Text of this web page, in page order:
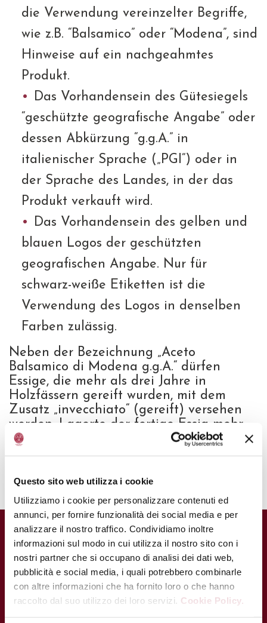
Questo sito web utilizza i cookie
Utilizziamo i cookie per personalizzare contenuti ed
annunci, per fornire funzionalità dei social media e per
analizzare il nostro traffico. Condividiamo inoltre
informazioni sul modo in cui utilizza il nostro sito con i
nostri partner che si occupano di analisi dei dati web,
pubblicità e social media, i quali potrebbero combinarle
con altre informazioni che ha fornito loro o che hanno
raccolto dal suo utilizzo dei loro servizi. Cookie Policy.
die Verwendung vereinzelter Begriffe,
wie z.B. “Balsamico” oder “Modena”, sind
Hinweise auf ein nachgeahmtes
Produkt.
Das Vorhandensein des Gütesiegels
“geschützte geografische Angabe” oder
dessen Abkürzung “g.g.A.” in
italienischer Sprache („PGI“) oder in
der Sprache des Landes, in der das
Produkt verkauft wird.
Das Vorhandensein des gelben und
blauen Logos der geschützten
geografischen Angabe. Nur für
schwarz-weiße Etiketten ist die
Verwendung des Logos in denselben
Farben zulässig.
Neben der Bezeichnung „Aceto
Balsamico di Modena g.g.A.“ dürfen
Essige, die mehr als drei Jahre in
Holzfässern gereift wurden, mit dem
Zusatz „invecchiato“ (gereift) versehen
werden. Lagerte der fertige Essig mehr
als fünf Jahre in solchen Fässern, darf
die Bezeichnung „riserva“ verwendet